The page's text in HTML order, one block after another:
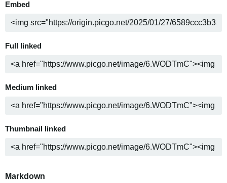
Embed
Full linked
Medium linked
Thumbnail linked
Markdown